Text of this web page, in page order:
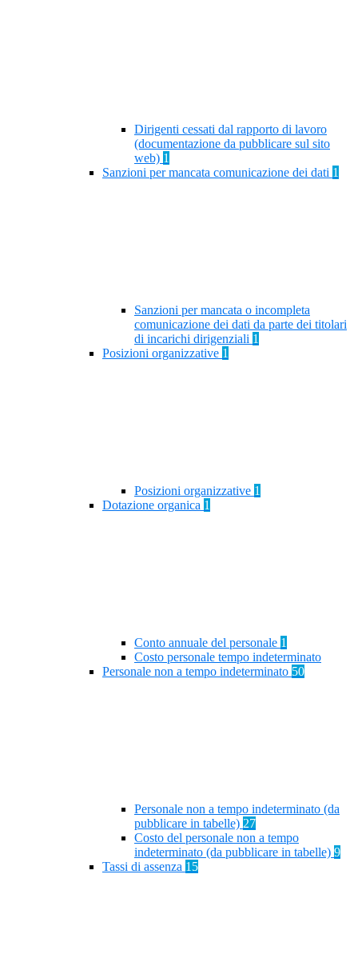
Dirigenti cessati dal rapporto di lavoro
(documentazione da pubblicare sul sito
web) 1
Sanzioni per mancata comunicazione dei dati 1
Sanzioni per mancata o incompleta
comunicazione dei dati da parte dei titolari
di incarichi dirigenziali 1
Posizioni organizzative 1
Posizioni organizzative 1
Dotazione organica 1
Conto annuale del personale 1
Costo personale tempo indeterminato
Personale non a tempo indeterminato 50
Personale non a tempo indeterminato (da
pubblicare in tabelle) 27
Costo del personale non a tempo
indeterminato (da pubblicare in tabelle) 9
Tassi di assenza 15